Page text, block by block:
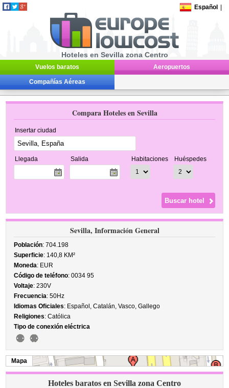
Español
Hoteles en Sevilla zona Centro
Vuelos baratos Aeropuertos
Compañías Aéreas
Compara Hoteles en Sevilla
Insertar ciudad
Llegada Salida Habitaciones Huéspedes
Sevilla, Información General
Población: 704.198
Superficie: 140,8 KM²
Moneda: EUR
Código de teléfono: 0034 95
Voltaje: 230V
Frecuencia: 50Hz
Idiomas Oficiales: Español, Catalán, Vasco, Gallego
Religiones: Católica
Tipo de conexión eléctrica
Mapa
Hoteles baratos en Sevilla zona Centro